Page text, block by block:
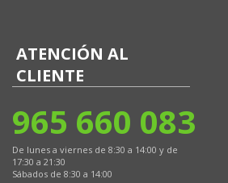
ATENCIÓN AL
CLIENTE
965 660 083
De lunes a viernes de 8:30 a 14:00 y de
17:30 a 21:30
Sábados de 8:30 a 14:00